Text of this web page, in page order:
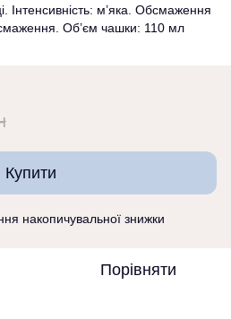
Інтенсивність: м’яка. Обсмаження
Об’єм чашки: 110 мл
Купити
накопичувальної знижки
Порівняти